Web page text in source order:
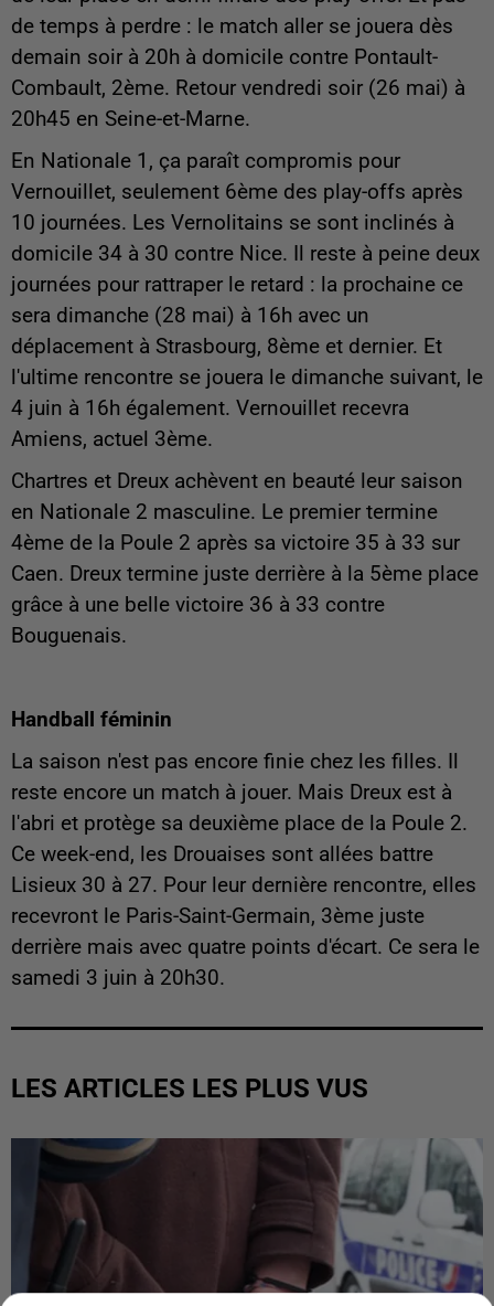
de temps à perdre : le match aller se jouera dès
demain soir à 20h à domicile contre Pontault-
Combault, 2ème. Retour vendredi soir (26 mai) à
20h45 en Seine-et-Marne.
En Nationale 1, ça paraît compromis pour
Vernouillet, seulement 6ème des play-offs après
10 journées. Les Vernolitains se sont inclinés à
domicile 34 à 30 contre Nice. Il reste à peine deux
journées pour rattraper le retard : la prochaine ce
sera dimanche (28 mai) à 16h avec un
déplacement à Strasbourg, 8ème et dernier. Et
l'ultime rencontre se jouera le dimanche suivant, le
4 juin à 16h également. Vernouillet recevra
Amiens, actuel 3ème.
Chartres et Dreux achèvent en beauté leur saison
en Nationale 2 masculine. Le premier termine
4ème de la Poule 2 après sa victoire 35 à 33 sur
Caen. Dreux termine juste derrière à la 5ème place
grâce à une belle victoire 36 à 33 contre
Bouguenais.
Handball féminin
La saison n'est pas encore finie chez les filles. Il
reste encore un match à jouer. Mais Dreux est à
l'abri et protège sa deuxième place de la Poule 2.
Ce week-end, les Drouaises sont allées battre
Lisieux 30 à 27. Pour leur dernière rencontre, elles
recevront le Paris-Saint-Germain, 3ème juste
derrière mais avec quatre points d'écart. Ce sera le
samedi 3 juin à 20h30.
LES ARTICLES LES PLUS VUS